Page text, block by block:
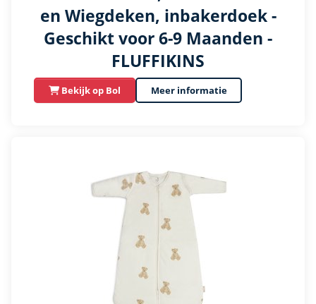
en Wiegdeken, inbakerdoek -
Geschikt voor 6-9 Maanden -
FLUFFIKINS
Bekijk op Bol Meer informatie